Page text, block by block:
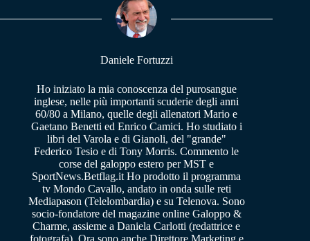
pp m
Daniele Fortuzzi
Ho iniziato la mia conoscenza del purosangue
inglese, nelle più importanti scuderie degli anni
60/80 a Milano, quelle degli allenatori Mario e
Gaetano Benetti ed Enrico Camici. Ho studiato i
libri del Varola e di Gianoli, del "grande"
Federico Tesio e di Tony Morris. Commento le
corse del galoppo estero per MST e
SportNews.Betflag.it Ho prodotto il programma
tv Mondo Cavallo, andato in onda sulle reti
Mediapason (Telelombardia) e su Telenova. Sono
socio-fondatore del magazine online Galoppo &
Charme, assieme a Daniela Carlotti (redattrice e